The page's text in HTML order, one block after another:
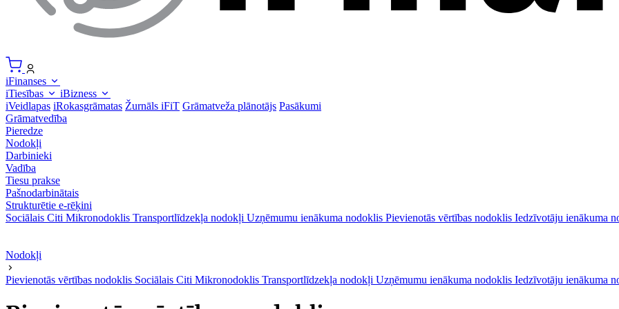
iFinanses
iTiesības
iBizness
iVeidlapas iRokasgrāmatas Žurnāls iFiT Grāmatveža plānotājs Pasākumi
Grāmatvedība
Pieredze
Nodokļi
Darbinieki
Vadība
Tiesu prakse
Pašnodarbinātais
Strukturētie e-rēķini
Sociālais Citi Mikronodoklis Transportlīdzekļa nodokļi Uzņēmumu ienākuma nodoklis Pievienotās vērtības nodoklis Iedzīvotāju ienākuma
Nodokļi
Pievienotās vērtības nodoklis Sociālais Citi Mikronodoklis Transportlīdzekļa nodokļi Uzņēmumu ienākuma nodoklis Iedzīvotāju ienākuma